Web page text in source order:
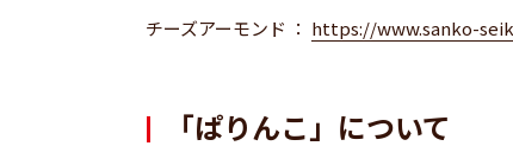
チーズアーモンド ： https://www.sanko-
「ぱりんこ」について